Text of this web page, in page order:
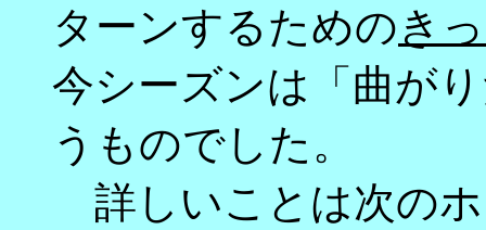
ターンするためのき
今シーズンは「曲が
うものでした。
詳しいことは次の